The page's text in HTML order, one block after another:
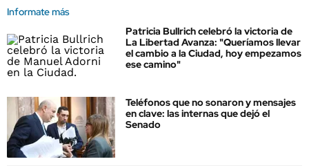
Informate más
Patricia Bullrich celebró la victoria de
La Libertad Avanza: "Queríamos llevar
el cambio a la Ciudad, hoy empezamos
ese camino"
Teléfonos que no sonaron y mensajes
en clave: las internas que dejó el
Senado